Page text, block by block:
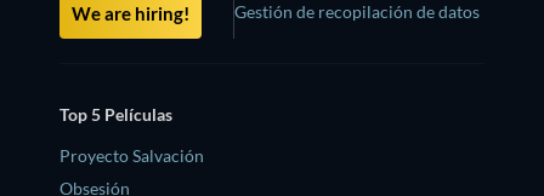
We are hiring!
Gestión de recopilación de datos
Top 5 Películas
Proyecto Salvación
Obsesión